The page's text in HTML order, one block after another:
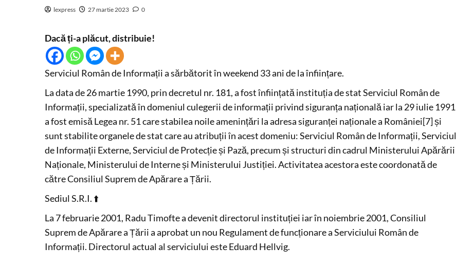
lexpress 27 martie 2023 0
Dacă ți-a plăcut, distribuie!
Serviciul Român de Informații a sărbătorit în weekend 33 ani de la înființare.
La data de 26 martie 1990, prin decretul nr. 181, a fost înființată instituția de stat Serviciul Român de
Informații, specializată în domeniul culegerii de informații privind siguranța națională iar la 29 iulie 1991
a fost emisă Legea nr. 51 care stabilea noile amenințări la adresa siguranței naționale a României[7] și
sunt stabilite organele de stat care au atribuții în acest domeniu: Serviciul Român de Informații, Serviciul
de Informații Externe, Serviciul de Protecție și Pază, precum și structuri din cadrul Ministerului Apărării
Naționale, Ministerului de Interne și Ministerului Justiției. Activitatea acestora este coordonată de
către Consiliul Suprem de Apărare a Țării.
Sediul S.R.I. ⬆️
La 7 februarie 2001, Radu Timofte a devenit directorul instituției iar în noiembrie 2001, Consiliul
Suprem de Apărare a Țării a aprobat un nou Regulament de funcționare a Serviciului Român de
Informații. Directorul actual al serviciului este Eduard Hellvig.